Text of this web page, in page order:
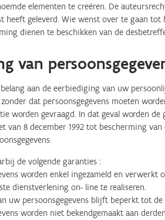
elementen te creëren. De
heeft geleverd. Wie wenst over te gaan tot
dienen te beschikken van de
van
aan de eerbiediging van uw
dat persoonsgegevens moeten
worden gevraagd. In dat geval worden
van 8 december 1992 tot bescherming
de volgende garanties :
worden enkel ingezameld en verwerkt
dienstverlening on- line te realiseren.
uw persoonsgegevens blijft beperkt tot de
worden niet bekendgemaakt aan